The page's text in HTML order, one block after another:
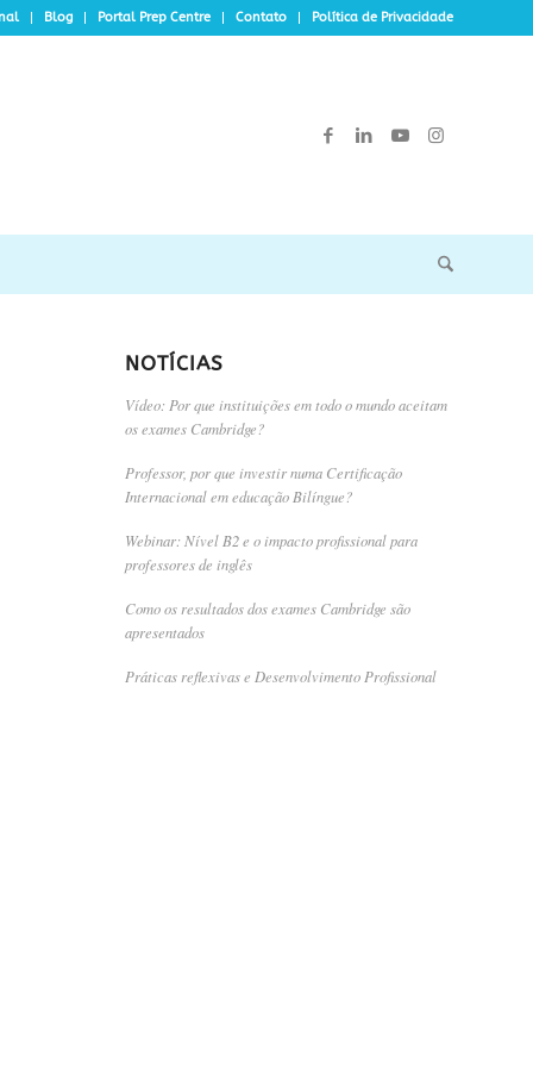
Blog Portal Prep Centre Contato Política de Privacidade
NOTÍCIAS
Vídeo: Por que instituições em todo o mundo aceitam
os exames Cambridge?
Professor, por que investir numa Certificação
Internacional em educação Bilíngue?
Webinar: Nível B2 e o impacto profissional para
professores de inglês
Como os resultados dos exames Cambridge são
apresentados
Práticas reflexivas e Desenvolvimento Profissional